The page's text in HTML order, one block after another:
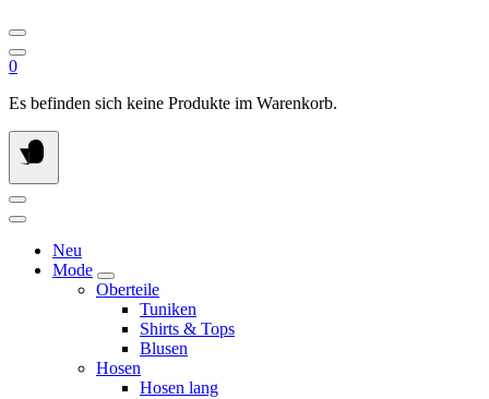
0
Es befinden sich keine Produkte im Warenkorb.
Neu
Mode
Oberteile
Tuniken
Shirts & Tops
Blusen
Hosen
Hosen lang